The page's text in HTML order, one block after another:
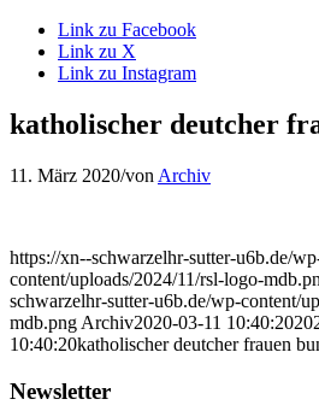
Link zu Facebook
Link zu X
Link zu Instagram
katholischer deutcher
11. März 2020/von Archiv
https://xn--schwarzelhr-sutter-u6b.de/
content/uploads/2024/11/rsl-logo-
schwarzelhr-sutter-u6b.de/wp-content/
mdb.png Archiv2020-03-11 10:40:20
10:40:20katholischer deutcher frauen
Newsletter